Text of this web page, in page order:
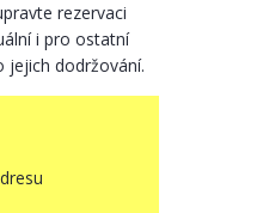
rezervaci
i pro ostatní
jejich dodržování.